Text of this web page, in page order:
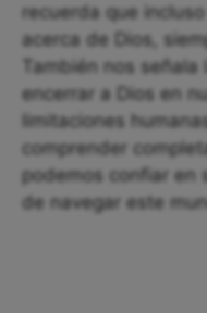
recuerda que
acerca de Dios,
También nos
encerrar a Dios en
limitaciones
comprender
podemos confiar en
de navegar este